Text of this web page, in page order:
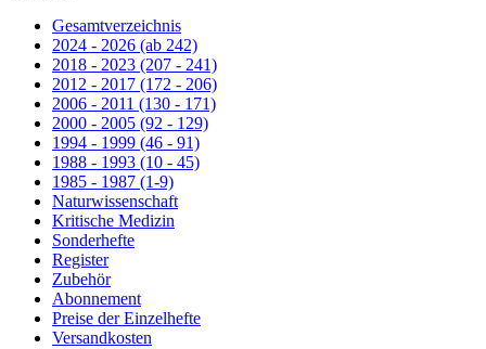
Gesamtverzeichnis
2024 - 2026 (ab 242)
2018 - 2023 (207 - 241)
2012 - 2017 (172 - 206)
2006 - 2011 (130 - 171)
2000 - 2005 (92 - 129)
1994 - 1999 (46 - 91)
1988 - 1993 (10 - 45)
1985 - 1987 (1-9)
Naturwissenschaft
Kritische Medizin
Sonderhefte
Register
Zubehör
Abonnement
Preise der Einzelhefte
Versandkosten